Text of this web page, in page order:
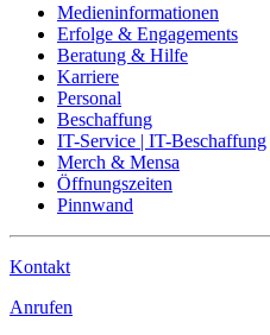
Medieninformationen
Erfolge & Engagements
Beratung & Hilfe
Karriere
Personal
Beschaffung
IT-Service | IT-Beschaffung
Merch & Mensa
Öffnungszeiten
Pinnwand
Kontakt
Anrufen